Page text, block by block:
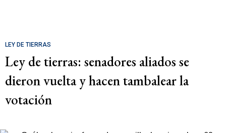
LEY DE TIERRAS
Ley de tierras: senadores aliados se
dieron vuelta y hacen tambalear la
votación